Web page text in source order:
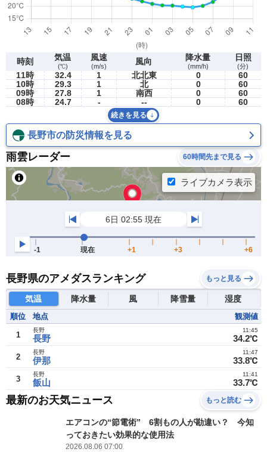
時刻 気温
(℃)
風速
(m/s) 風向 降水量
(mm/h)
日照
(分)
11時 32.4 1 北北東 0
60
10時
29.3 1 北 0
60
09時
27.8 1 南西 0
60
08時
24.7 - -- 0 60
続きを見る
長野市の防災情報を見る
雨雲レーダー 60時間先まで見る
長野県のアメダスランキング もっと見る
気温 降水量 風 降雪量 湿度
順位 地点 観測値
1 長野
長野
34.2℃
11:45
2 伊那
長野
33.8℃
11:47
3 飯山
長野
33.7℃
11:41
最新のお天気ニュース もっと読む
エアコンの“節電術” 6割もの人が勘違い？ 今知
っておきたい効果的な使用法
2026.08.06 07:00